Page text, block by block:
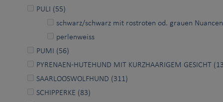
PULI (55)
schwarz/schwarz mit rostroten od. grauen
perlenweiss
PUMI (56)
PYRENAEN-HUTEHUND MIT KURZHAARIGEM GESICHT
SAARLOOSWOLFHUND (311)
SCHIPPERKE (83)